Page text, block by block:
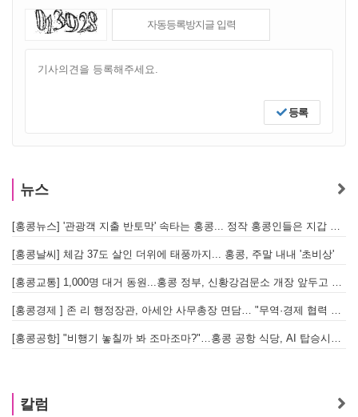
등록
뉴스
[홍콩날씨] 체감 37도 살인 더위에 태풍까지... 홍콩, 주말 내내 '초비상'
칼럼